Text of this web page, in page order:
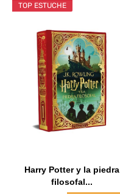
TOP ESTUCHE
Harry Potter y la piedra
filosofal...